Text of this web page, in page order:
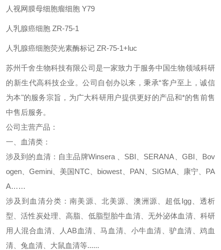
人视网膜母细胞瘤细胞 Y79
人乳腺癌细胞 ZR-75-1
人乳腺癌细胞荧光素酶标记 ZR-75-1+luc
苏州千舍生物科技有限公司是一家致力于服务中国生物领域科研
的新生代高科技企业。公司自创办以来，秉承“客户至上，诚信
为本"的服务宗旨，为广大科研用户提供更好的产品和*的售前售
中售后服务。
公司主营产品：
一、血清类：
涉及到的血清：自主品牌Winsera 、SBI、SERANA、GBI、Bov
ogen、Gemini、美国NTC、biowest、PAN、SIGMA、康宁、PA
A……
涉及到血清分类：南美源、北美源、澳洲源、超低Igg、透析
型、活性炭处理、高脂、低脂型胎牛血清、无外泌体血清、科研
用人混合血清、人AB血清、马血清、小牛血清、驴血清、鸡血
清、兔血清、大鼠血清等......